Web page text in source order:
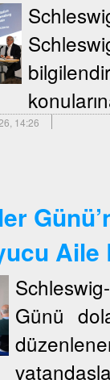
14:26
Aile
Günü